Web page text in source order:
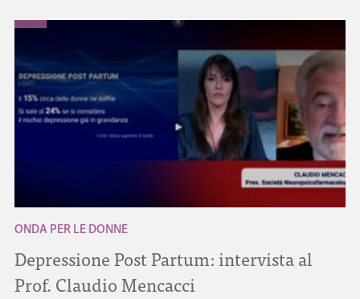
ONDA PER LE DONNE
Depressione Post Partum: intervista al
Prof. Claudio Mencacci